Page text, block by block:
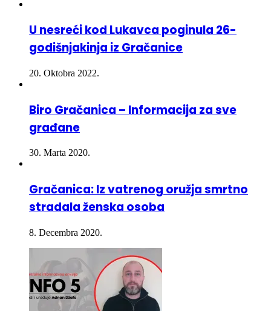
godišnjakinja iz Gračanice
20. Oktobra 2022.
građane
30. Marta 2020.
stradala ženska osoba
8. Decembra 2020.